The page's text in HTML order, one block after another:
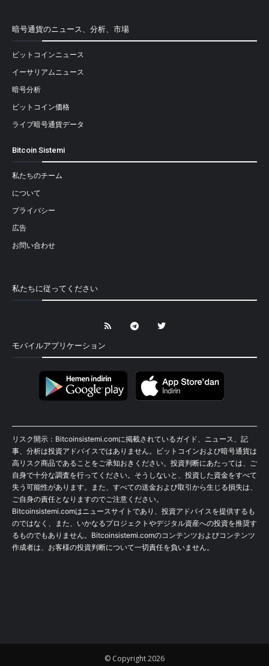
暗号通貨のニュース、分析、市場
ビットコインニュース
イーサリアムニュース
暗号分析
ビットコイン価格
ライブ暗号通貨データ
Bitcoin Sistemi
私たちのチーム
について
プライバシー
広告
お問い合わせ
私たちに従ってください
モバイルアプリケーション
リスク開示：Bitcoinsistemi.comに掲載されているガイド、ニュース、記
事、分析は投資アドバイスではありません。ビットコインおよび暗号通貨は
高リスク商品であることをご承知おきください。投資判断にあたっては、ご
自身で十分な調査を行ってください。そうしないと、投資した資金をすべて
失う可能性があります。また、すべての送金および取引から生じる損失は、
ご自身の責任となりますのでご注意ください。
Bitcoinsistemi.comはニュースサイトであり、投資アドバイスを提供するも
のではなく、また、いかなるプロジェクトやデジタル資産への投資を推奨す
るものでもありません。Bitcoinsistemi.comのコンテンツおよびコンテンツ
作成者は、お客様の投資判断について一切責任を負いません。
© Copyright 2026